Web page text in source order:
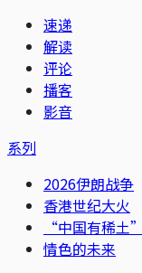
速递
解读
评论
播客
影音
系列
2026伊朗战争
香港世纪大火
“中国有稀土”
情色的未来